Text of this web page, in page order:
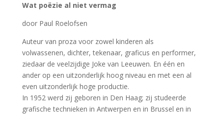
Wat poëzie al niet vermag
door Paul Roelofsen
Auteur van proza voor zowel kinderen als
volwassenen, dichter, tekenaar, graficus en performer,
ziedaar de veelzijdige Joke van Leeuwen. En één en
ander op een uitzonderlijk hoog niveau en met een al
even uitzonderlijk hoge productie.
In 1952 werd zij geboren in Den Haag; zij studeerde
grafische technieken in Antwerpen en in Brussel en in